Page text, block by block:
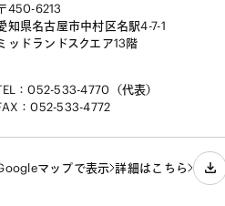
450-6213
知県名古屋市中村区名駅4-7-1
ッドランドスクエア13階
：052-533-4770（代表）
：052-533-4772
マップで表示 詳細はこちら